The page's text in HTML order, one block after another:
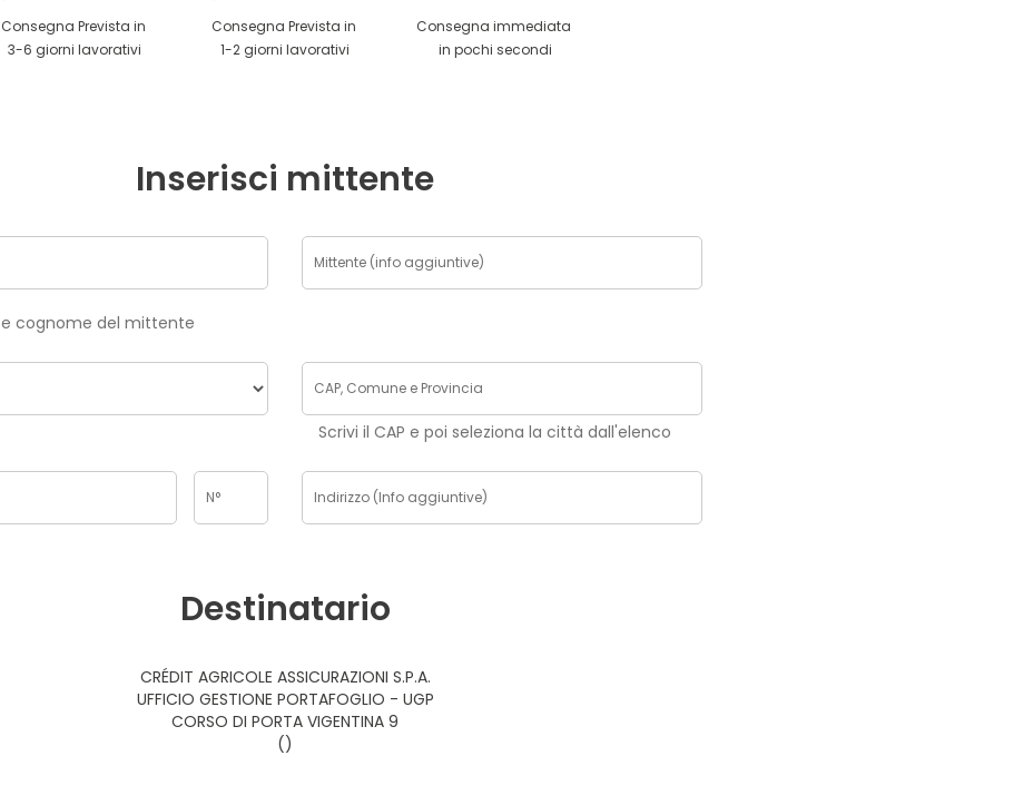
Consegna Prevista in
3-6 giorni lavorativi
Consegna Prevista in
1-2 giorni lavorativi
Consegna immediata
in pochi secondi
Inserisci mittente
Inserisci nome e cognome del mittente
Scrivi il CAP e poi seleziona la città dall'elenco
Destinatario
CRÉDIT AGRICOLE ASSICURAZIONI S.P.A.
UFFICIO GESTIONE PORTAFOGLIO - UGP
CORSO DI PORTA VIGENTINA 9
()